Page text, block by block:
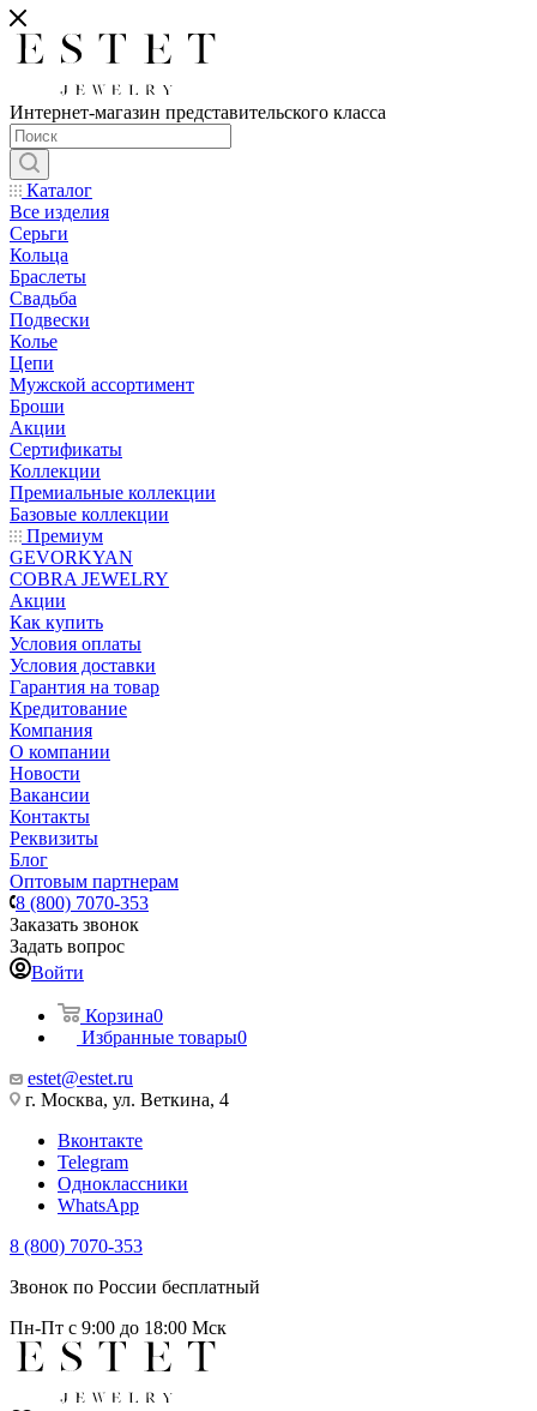
Интернет-магазин представительского класса
Каталог
Все изделия
Серьги
Кольца
Браслеты
Свадьба
Подвески
Колье
Цепи
Мужской ассортимент
Броши
Акции
Сертификаты
Коллекции
Премиальные коллекции
Базовые коллекции
Премиум
GEVORKYAN
COBRA JEWELRY
Акции
Как купить
Условия оплаты
Условия доставки
Гарантия на товар
Кредитование
Компания
О компании
Новости
Вакансии
Контакты
Реквизиты
Блог
Оптовым партнерам
8 (800) 7070-353
Заказать звонок
Задать вопрос
Войти
Корзина0
Избранные товары0
estet@estet.ru
г. Москва, ул. Веткина, 4
Вконтакте
Telegram
Одноклассники
WhatsApp
8 (800) 7070-353
Звонок по России бесплатный
Пн-Пт с 9:00 до 18:00 Мск